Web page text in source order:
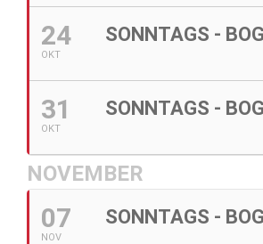
24
OKT
SONNTAGS -
31
OKT
SONNTAGS -
NOVEMBER
07
NOV
SONNTAGS -